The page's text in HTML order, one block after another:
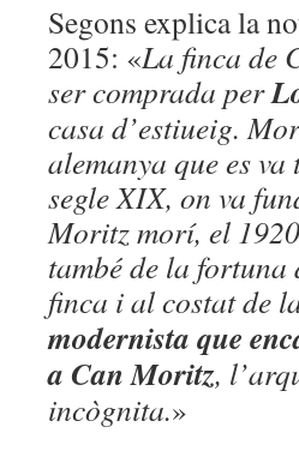
Segons explica la
2015: «La finca de
ser comprada per
casa d’estiueig.
alemanya que es
segle XIX, on va
Moritz morí, el
també de la
finca i al costat de
modernista que
a Can Moritz,
incògnita.»